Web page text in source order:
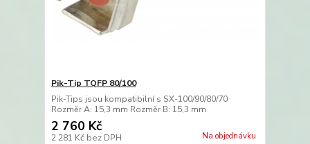
Pik-Tip TQFP 80/100
Pik-Tips jsou kompatibilní s SX-100/90/80/70
Rozměr A: 15,3 mm Rozměr B: 15,3 mm
2 760 Kč
2 281 Kč bez DPH Na objednávku